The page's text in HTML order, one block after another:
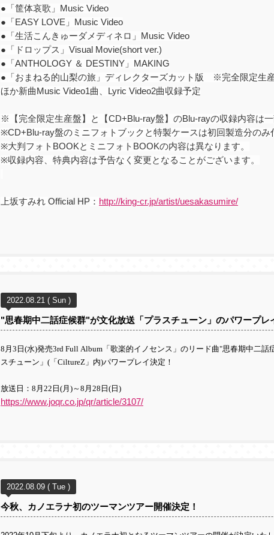
●「筐体哀歌」 Music Video
●「EASY LOVE 」 Music Video
●「生活こんきゅーダメディネロ」 Music Video
●「ドロップス」 Visual Movie(short ver.)
●「ANTHOLOGY ＆ DESTINY 」 MAKING
●「おまねる的山梨の旅」ディレクターズカット版 ※完全限定生
ほか新曲Music Video1曲、 Lyric Video2曲収録予定
※【完全限定生産盤】と【CD+Blu-ray盤】のBlu-rayの収録内容は一
※CD+Blu-ray盤のミニフォトブックと特製ケースは初回製造分のみ
※大判フォト BOOKとミニフォト BOOKの内容は異なります。
※収録内容、特典内容は予告なく変更となることがございます。
上坂すみれ Official HP ： http://king-cr.jp/artist/uesakasumire/
2022.08.21 ( Sun )
"思春期中二話症候群"が文化放送「プラスチューン」のパワープレ
8 月3 日(水)発売3rd Full Album「歌楽的イノセンス」のリード曲"思春期中二話
スチューン」(「CiltureZ 」内)パワープレイ決定！
放送日： 8 月22 日( 月)～8 月28日(日)
https://www.joqr.co.jp/qr/article/3107/
2022.08.09 ( Tue )
今秋、カノエラナ初のツーマンツアー開催決定！